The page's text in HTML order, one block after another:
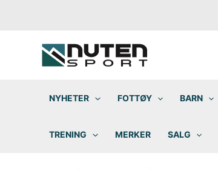
NYHETER FOTTØY BARN
TRENING MERKER SALG